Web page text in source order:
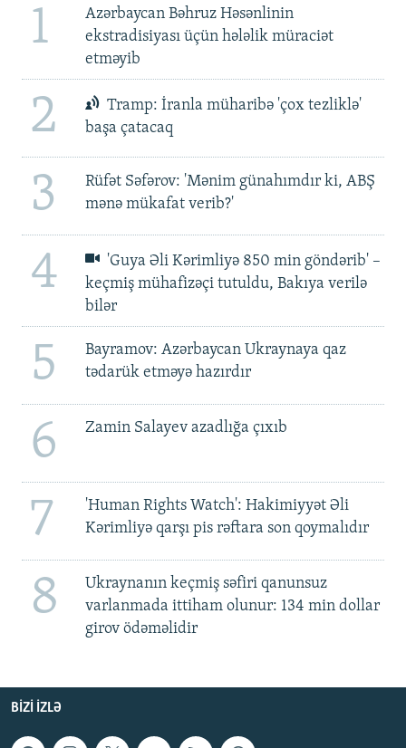
1
Azərbaycan Bəhruz Həsənlinin
ekstradisiyası üçün hələlik müraciət
etməyib
2
Tramp: İranla müharibə 'çox tezliklə'
başa çatacaq
3
Rüfət Səfərov: 'Mənim günahımdır ki, ABŞ
mənə mükafat verib?'
4
'Guya Əli Kərimliyə 850 min göndərib' –
keçmiş mühafizəçi tutuldu, Bakıya verilə
bilər
5
Bayramov: Azərbaycan Ukraynaya qaz
tədarük etməyə hazırdır
6 Zamin Salayev azadlığa çıxıb
7
'Human Rights Watch': Hakimiyyət Əli
Kərimliyə qarşı pis rəftara son qoymalıdır
8
Ukraynanın keçmiş səfiri qanunsuz
varlanmada ittiham olunur: 134 min dollar
girov ödəməlidir
BIZI IZLƏ